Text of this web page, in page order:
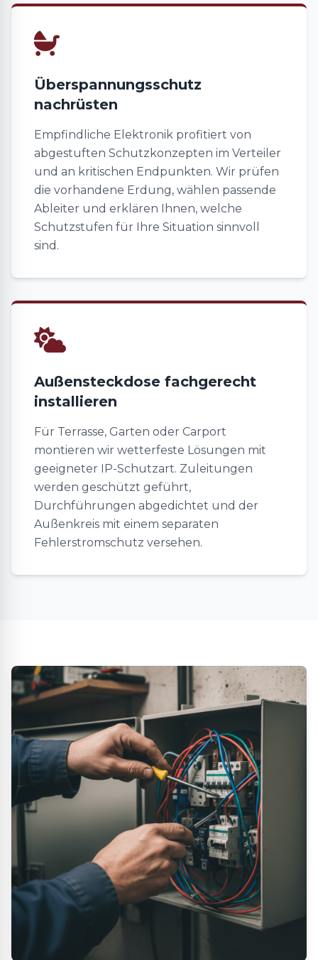
Überspannungsschutz
nachrüsten
Empfindliche Elektronik profitiert von
abgestuften Schutzkonzepten im Verteiler
und an kritischen Endpunkten. Wir prüfen
die vorhandene Erdung, wählen passende
Ableiter und erklären Ihnen, welche
Schutzstufen für Ihre Situation sinnvoll
sind.
Außensteckdose fachgerecht
installieren
Für Terrasse, Garten oder Carport
montieren wir wetterfeste Lösungen mit
geeigneter IP-Schutzart. Zuleitungen
werden geschützt geführt,
Durchführungen abgedichtet und der
Außenkreis mit einem separaten
Fehlerstromschutz versehen.